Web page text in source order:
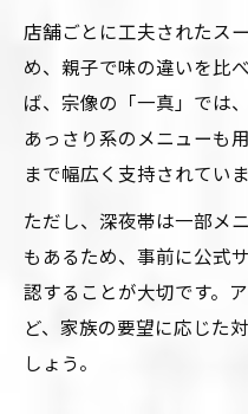
店舗ごとに工夫されたス
め、親子で味の違いを比
ば、宗像の「一真」では
あっさり系のメニューも
まで幅広く支持されていま
ただし、深夜帯は一部メ
もあるため、事前に公式
認することが大切です。
ど、家族の要望に応じた
しょう。